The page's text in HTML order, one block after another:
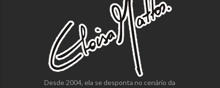
Desde 2004, ela se desponta no cenário da